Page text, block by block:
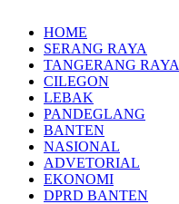
HOME
SERANG RAYA
TANGERANG RAYA
CILEGON
LEBAK
PANDEGLANG
BANTEN
NASIONAL
ADVETORIAL
EKONOMI
DPRD BANTEN